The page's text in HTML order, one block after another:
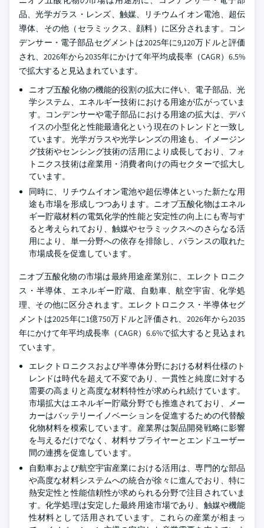
品、光学ガラス・レンズ、触媒、リチウムイオン電池、超伝
導体、その他（セラミックス、顔料）に区分されます。コン
デンサー・電子部品セグメントは2025年に9,120万ドルと評価
され、2026年から2035年にかけて年平均成長率（CAGR）6.5%
で拡大すると見込まれています。
ニオブ五酸化物の機能的役割の拡大に伴い、電子部品、光
学システム、エネルギー技術における用途が広がっていま
す。コンデンサーや電子部品における用途の拡大は、デバ
イスの小型化と性能最適化という現在のトレンドと一致し
ています。光学ガラスや光学レンズの用途も、イメージン
グ技術やセンシング技術の活用により成長しており、フォ
トニクス技術は産業用・消費者向けの両セクターで拡大し
ています。
同時に、リチウムイオン電池や超伝導体といった新たな用
途も市場を形成しつつあります。ニオブ五酸化物はエネル
ギー貯蔵材料の電気化学的性能と安定性の向上にも寄与す
ると考えられており、触媒やセラミックスへのさらなる活
用により、単一分野への依存を排除し、バランスの取れた
市場成長を促進しています。
ニオブ五酸化物の市場は最終用途産業別に、エレクトロニク
ス・半導体、エネルギー貯蔵、自動車、航空宇宙、化学処
理、その他に区分されます。エレクトロニクス・半導体セグ
メントは2025年に1億750万ドルと評価され、2026年から2035
年にかけて年平均成長率（CAGR）6.6%で拡大すると見込まれ
ています。
エレクトロニクスおよび半導体分野における材料仕様のト
レンドは時代を超えて不変であり、一貫性と純度に対する
需要の高まりと高度な材料特性が求められ続けています。
市場拡大はエネルギー貯蔵分野でも推進されており、メー
カーはバッテリーイノベーションを促進するための代替酸
化物材料を模索しています。産業界は製品開発戦略に影響
を与えるだけでなく、材料サプライヤーとエンドユーザー
間の連携を促進しています。
自動車および航空宇宙産業における活用は、専門的な部品
や高度な材料システムへの統合が徐々に進んでおり、特に
熱安定性と性能信頼性が求められる分野で注目されていま
す。化学処理は安定した最終用途市場であり、触媒や機能
性材料として活用されています。これらの産業が相まっ